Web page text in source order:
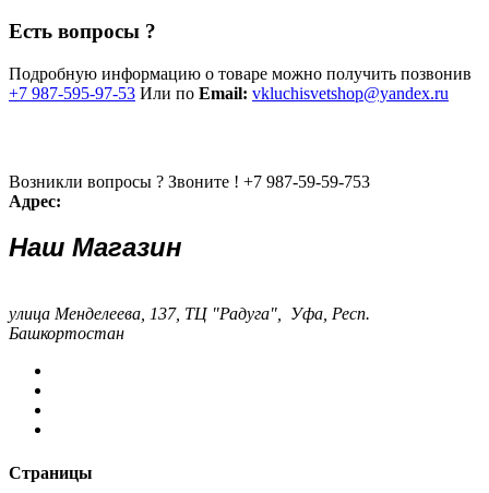
Есть вопросы ?
Подробную информацию о товаре можно получить позвонив
+7 987-595-97-53 Или по Email: vkluchisvetshop@yandex.ru
Возникли вопросы ? Звоните ! +7 987-59-59-753
Адрес:
Наш Магазин
улица Менделеева, 137, ТЦ "Радуга", Уфа, Респ.
Башкортостан
Страницы